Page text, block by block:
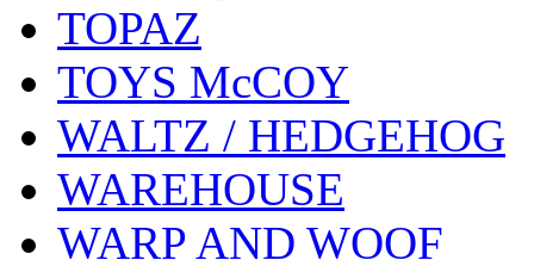
TOPAZ
TOYS McCOY
WALTZ / HEDGEHOG
WAREHOUSE
WARP AND WOOF